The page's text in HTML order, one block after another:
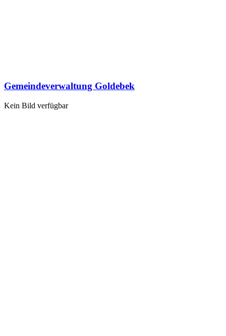
Gemeindeverwaltung Goldebek
Kein Bild verfügbar